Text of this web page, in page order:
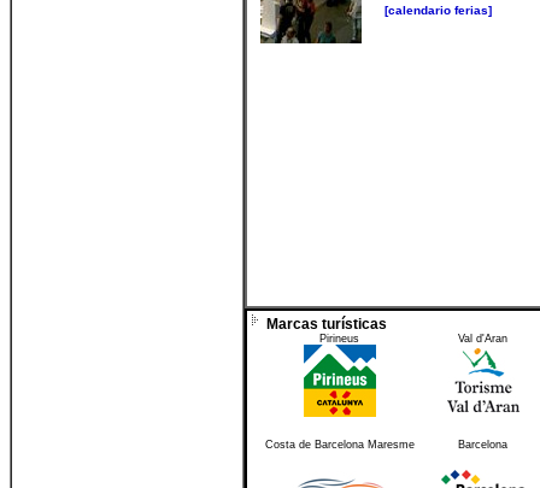
[calendario ferias]
Marcas turísticas
Pirineus Val d'Aran
Costa de Barcelona Maresme Barcelona